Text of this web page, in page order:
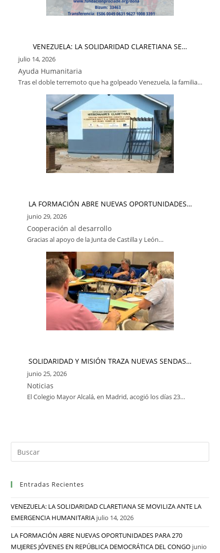
VENEZUELA: LA SOLIDARIDAD CLARETIANA SE…
julio 14, 2026
Ayuda Humanitaria
Tras el doble terremoto que ha golpeado Venezuela, la familia…
LA FORMACIÓN ABRE NUEVAS OPORTUNIDADES…
junio 29, 2026
Cooperación al desarrollo
Gracias al apoyo de la Junta de Castilla y León…
SOLIDARIDAD Y MISIÓN TRAZA NUEVAS SENDAS…
junio 25, 2026
Noticias
El Colegio Mayor Alcalá, en Madrid, acogió los días 23…
Entradas Recientes
VENEZUELA: LA SOLIDARIDAD CLARETIANA SE MOVILIZA ANTE LA
EMERGENCIA HUMANITARIA julio 14, 2026
LA FORMACIÓN ABRE NUEVAS OPORTUNIDADES PARA 270
MUJERES JÓVENES EN REPÚBLICA DEMOCRÁTICA DEL CONGO junio